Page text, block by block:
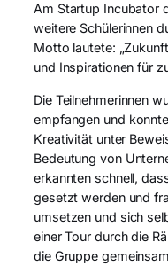
Am Startup Incubator
weitere Schülerinnen
Motto lautete:
und Inspirationen für
Die Teilnehmerinnen
empfangen und
Kreativität unter
Bedeutung von
erkannten schnell,
gesetzt werden und
umsetzen und sich
einer Tour durch die
die Gruppe